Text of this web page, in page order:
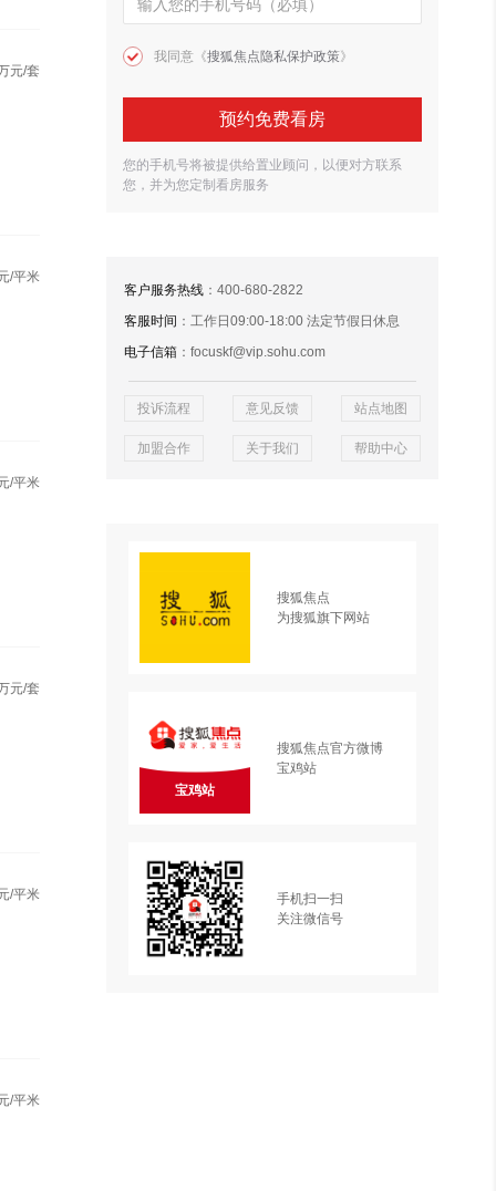
元/套
/平米
/平米
元/套
/平米
/平米
我同意《搜狐焦点隐私保护政策》
预约免费看房
您的手机号将被提供给置业顾问，以便对方联系
您，并为您定制看房服务
客户服务热线 ：400-680-2822
客服时间 ：工作日09:00-18:00 法定节假日休息
电子信箱 ：focuskf@vip.sohu.com
投诉流程 意见反馈 站点地图
加盟合作 关于我们 帮助中心
搜狐焦点
为搜狐旗下网站
宝鸡站
搜狐焦点官方微博
宝鸡站
手机扫一扫
关注微信号